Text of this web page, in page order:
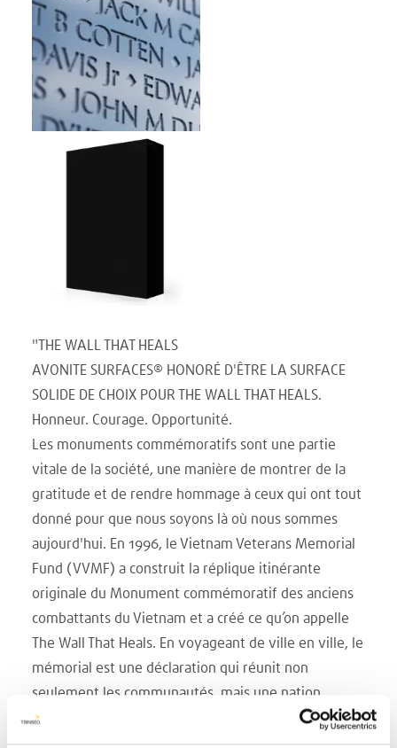
"THE WALL THAT HEALS
AVONITE SURFACES® HONORÉ D'ÊTRE LA SURFACE
SOLIDE DE CHOIX POUR THE WALL THAT HEALS.
Honneur. Courage. Opportunité.
Les monuments commémoratifs sont une partie
vitale de la société, une manière de montrer de la
gratitude et de rendre hommage à ceux qui ont tout
donné pour que nous soyons là où nous sommes
aujourd'hui. En 1996, le Vietnam Veterans Memorial
Fund (VVMF) a construit la réplique itinérante
originale du Monument commémoratif des anciens
combattants du Vietnam et a créé ce qu’on appelle
The Wall That Heals. En voyageant de ville en ville, le
mémorial est une déclaration qui réunit non
seulement les communautés, mais une nation
entière. Comme vous pouvez l'imaginer, ce
mémorial mobile est exposé à plus de conditions